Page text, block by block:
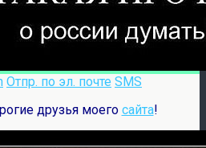
Отпр. по эл. почте SMS
друзья моего сайта!